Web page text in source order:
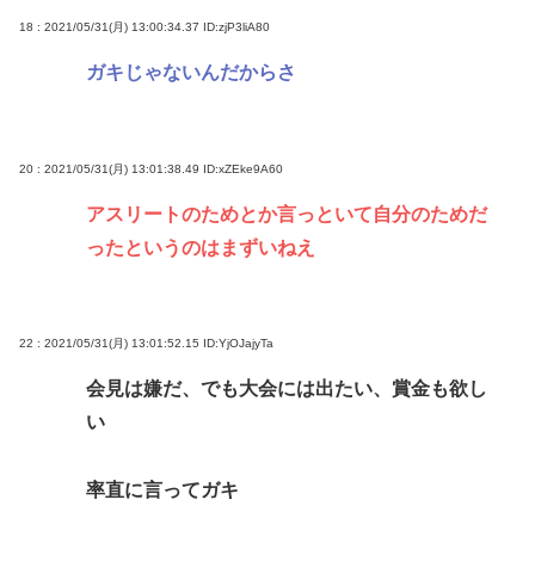
18 : 2021/05/31(月) 13:00:34.37 ID:zjP3liA80
ガキじゃないんだからさ
20 : 2021/05/31(月) 13:01:38.49 ID:xZEke9A60
アスリートのためとか言っといて自分のためだ
ったというのはまずいねえ
22 : 2021/05/31(月) 13:01:52.15 ID:YjOJajyTa
会見は嫌だ、でも大会には出たい、賞金も欲し
い
率直に言ってガキ